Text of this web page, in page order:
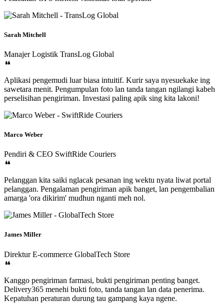
Sarah Mitchell
Manajer Logistik TransLog Global
Aplikasi pengemudi luar biasa intuitif. Kurir saya nyesuekake ing
sawetara menit. Pengumpulan foto lan tanda tangan ngilangi kabeh
perselisihan pengiriman. Investasi paling apik sing kita lakoni!
Marco Weber
Pendiri & CEO SwiftRide Couriers
Pelanggan kita saiki nglacak pesanan ing wektu nyata liwat portal
pelanggan. Pengalaman pengiriman apik banget, lan pengembalian
amarga 'ora dikirim' mudhun nganti meh nol.
James Miller
Direktur E-commerce GlobalTech Store
Kanggo pengiriman farmasi, bukti pengiriman penting banget.
Delivery365 menehi bukti foto, tanda tangan lan data penerima.
Kepatuhan peraturan durung tau gampang kaya ngene.